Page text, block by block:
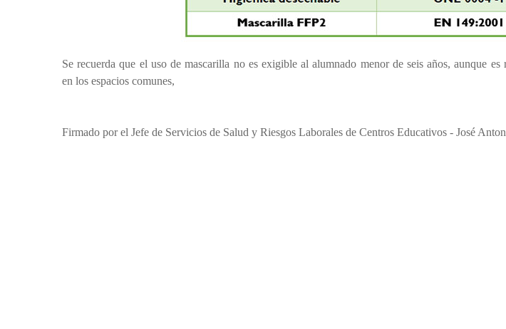
Se recuerda que el uso de mascarilla no es exigible al alumnado menor de seis años, aunque
en los espacios comunes,
Firmado por el Jefe de Servicios de Salud y Riesgos Laborales de Centros Educativos - José